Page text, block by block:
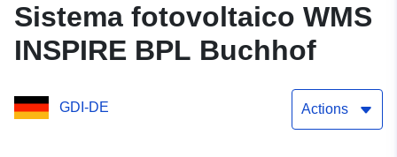
Sistema fotovoltaico WMS
INSPIRE BPL Buchhof
GDI-DE Actions